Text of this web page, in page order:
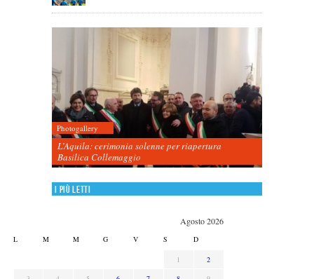
Photogallery
L’Aquila: cerimonia solenne per riapertura
Basilica Collemaggio
I più letti
Agosto 2026
L M M G V S D
1
2